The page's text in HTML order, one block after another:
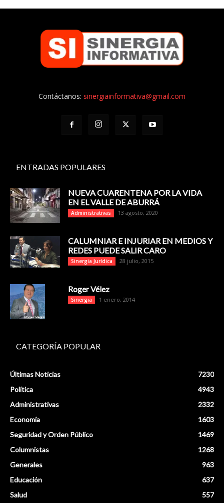
Contáctanos: sinergiainformativa@gmail.com
ENTRADAS POPULARES
NUEVA CUARENTENA POR LA VIDA
EN EL VALLE DE ABURRÁ
Administrativas 13 agosto, 2020
CALUMNIAR E INJURIAR EN MEDIOS Y
REDES PUEDE SALIR CARO
Sinergia Jurídica 28 julio, 2015
Roger Vélez
Sinergia 1 enero, 2014
CATEGORÍA POPULAR
Últimas Noticias
7230
Política
4943
Administrativas
2332
Economía
1603
Seguridad y Orden Público
1469
Columnistas
1268
Generales
963
Educación
637
Salud
557